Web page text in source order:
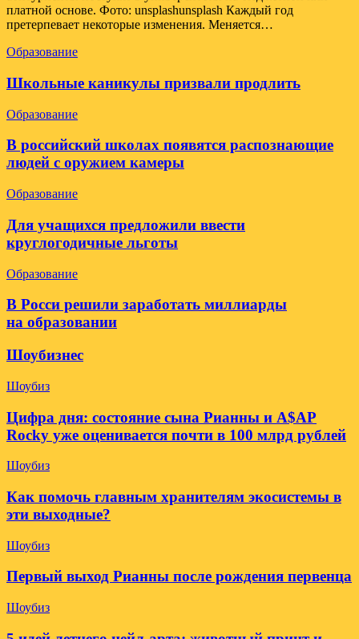
платной основе. Фото: unsplashunsplash Каждый год
претерпевает некоторые изменения. Меняется…
Образование
Школьные каникулы призвали продлить
Образование
В российский школах появятся распознающие
людей с оружием камеры
Образование
Для учащихся предложили ввести
круглогодичные льготы
Образование
В Росси решили заработать миллиарды
на образовании
Шоубизнес
Шоубиз
Цифра дня: состояние сына Рианны и A$AP
Rocky уже оценивается почти в 100 млрд рублей
Шоубиз
Как помочь главным хранителям экосистемы в
эти выходные?
Шоубиз
Первый выход Рианны после рождения первенца
Шоубиз